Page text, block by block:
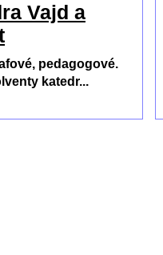
Vajd a
pedagogové.
katedr...